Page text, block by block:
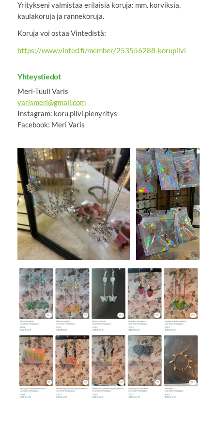
Yritykseni valmistaa erilaisia koruja: mm. korviksia,
kaulakoruja ja rannekoruja.
Koruja voi ostaa Vintedistä:
https://www.vinted.fi/member/253556288-korupilvi
Yhteystiedot
Meri-Tuuli Varis
varismeri@gmail.com
Instagram: koru.pilvi.pienyritys
Facebook: Meri Varis